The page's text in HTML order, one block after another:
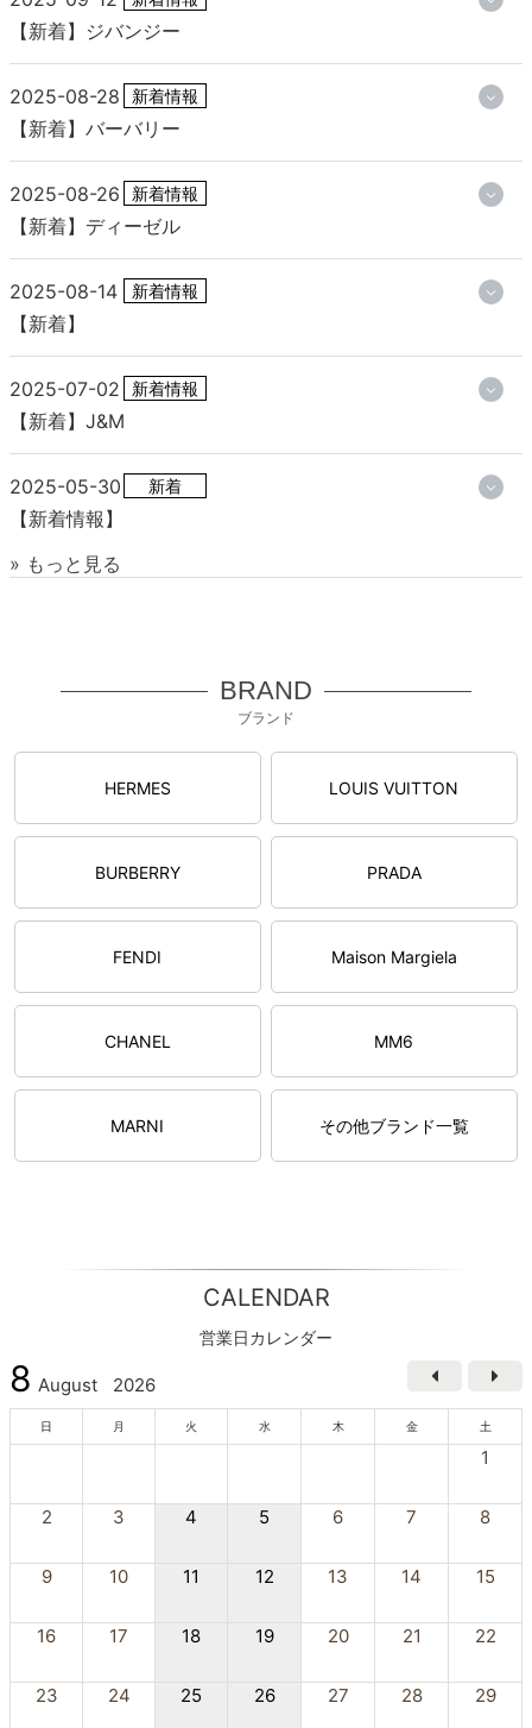
【新着】ジバンジー
2025-08-28 新着情報
【新着】バーバリー
2025-08-26 新着情報
【新着】ディーゼル
2025-08-14 新着情報
【新着】
2025-07-02 新着情報
【新着】J&M
2025-05-30 新着
【新着情報】
» もっと見る
BRAND
ブランド
HERMES LOUIS VUITTON
BURBERRY PRADA
FENDI Maison Margiela
CHANEL MM6
MARNI その他ブランド一覧
CALENDAR
営業日カレンダー
8 August 2026
日 月 火 水 木 金 土
1
2 3 4 5 6 7 8
9 10 11 12 13 14 15
16 17 18 19 20 21 22
23 24 25 26 27 28 29